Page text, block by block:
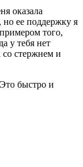
оказала
но ее поддержку я
того,
у тебя нет
со стержнем и
быстро и